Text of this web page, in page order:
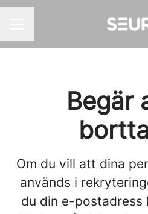
Begär
Om du vill att dina
används i
du din e-postadress